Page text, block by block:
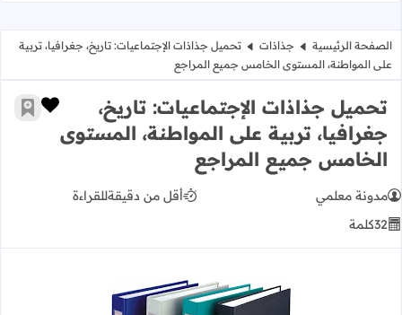
الصفحة الرئيسية جذاذات
تحميل جذاذات الإجتماعيات: تاريخ، جغرافيا، تربية
على المواطنة، المستوى الخامس جميع المراجع
تحميل جذاذات الإجتماعيات: تاريخ،
جغرافيا، تربية على المواطنة، المستوى
الخامس جميع المراجع
زر
أضف
مدونة معلمي أقل من دقيقةللقراءة
32كلمة